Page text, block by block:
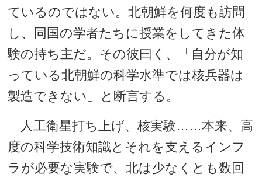
ているのではない。北朝鮮を何度も訪問
し、同国の学者たちに授業をしてきた体
験の持ち主だ。その彼曰く、「自分が知
っている北朝鮮の科学水準では核兵器は
製造できない」と断言する。
人工衛星打ち上げ、核実験……本来、高
度の科学技術知識とそれを支えるインフ
ラが必要な実験で、北は少なくとも数回